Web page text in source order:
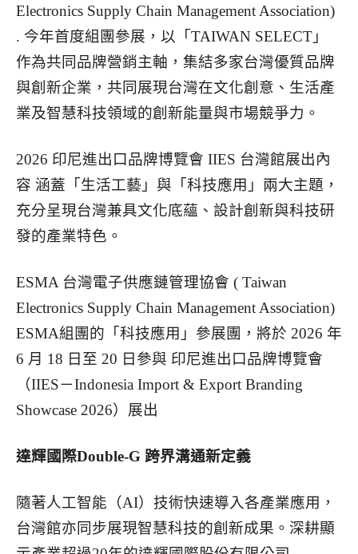
Electronics Supply Chain Management Association)
. 今年首度組團參展，以「TAIWAN SELECT」
作為共同品牌營銷主軸，集結多家台灣優質品牌
與創新企業，共同展現台灣在文化創意、生活產
業及智慧科技領域的創新能量與市場競爭力。
2026 印尼進出口品牌博覽會 IIES 台灣館展出內
容 涵蓋「生活工藝」與「科技應用」兩大主題，
充分呈現台灣兼具文化底蘊、設計創新與科技研
發的產業特色。
ESMA 台灣電子供應鏈管理協會 ( Taiwan
Electronics Supply Chain Management Association)
ESMA組團的「科技應用」參展團，將於 2026 年
6 月 18 日至 20 日參與 印尼進出口品牌博覽會
（IIES－Indonesia Import & Export Branding
Showcase 2026）展出
達輝國際Double-G 跨界溝通新定義
隨著人工智能（AI）技術快速導入各產業應用，
台灣館亦同步展現智慧科技的創新成果。深耕顯